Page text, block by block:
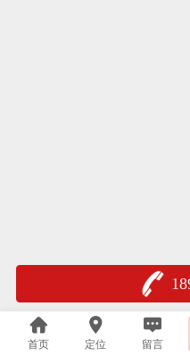
首页 定位 留言